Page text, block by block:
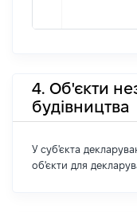
4. Об'єкти
будівництва
У суб'єкта
об'єкти для